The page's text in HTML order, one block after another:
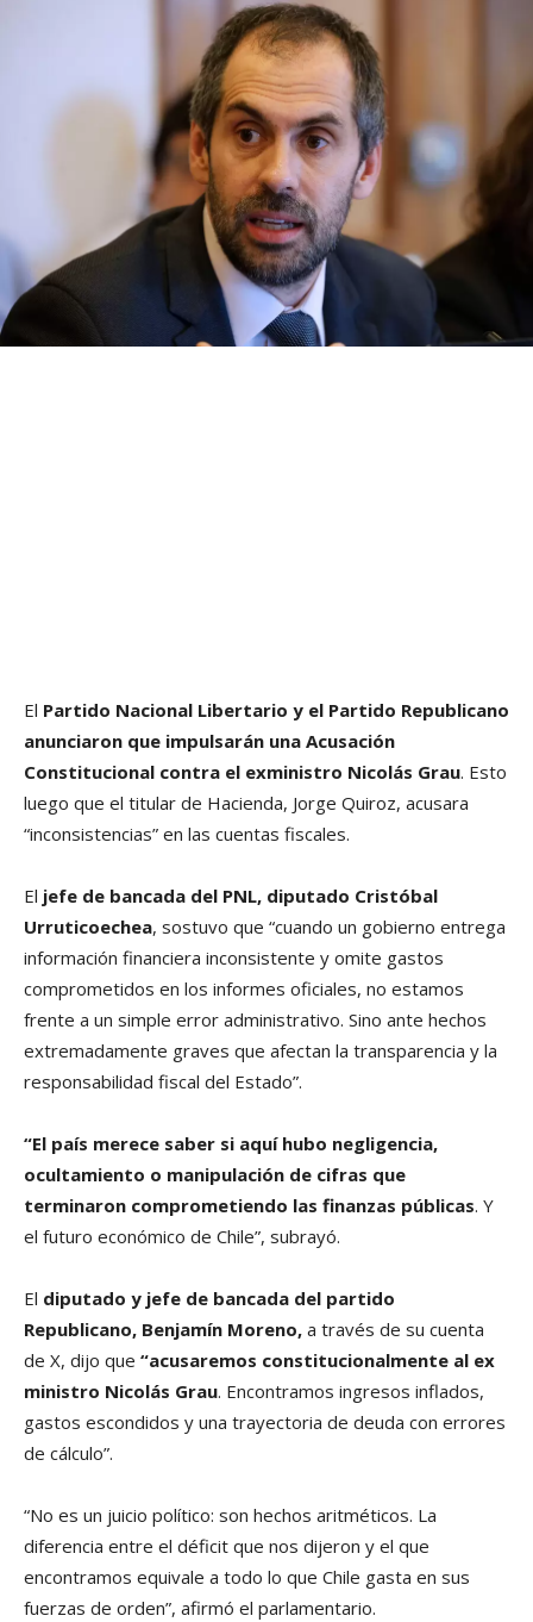
El Partido Nacional Libertario y el Partido Republicano
anunciaron que impulsarán una Acusación
Constitucional contra el exministro Nicolás Grau. Esto
luego que el titular de Hacienda, Jorge Quiroz, acusara
“inconsistencias” en las cuentas fiscales.
El jefe de bancada del PNL, diputado Cristóbal
Urruticoechea, sostuvo que “cuando un gobierno entrega
información financiera inconsistente y omite gastos
comprometidos en los informes oficiales, no estamos
frente a un simple error administrativo. Sino ante hechos
extremadamente graves que afectan la transparencia y la
responsabilidad fiscal del Estado”.
“El país merece saber si aquí hubo negligencia,
ocultamiento o manipulación de cifras que
terminaron comprometiendo las finanzas públicas. Y
el futuro económico de Chile”, subrayó.
El diputado y jefe de bancada del partido
Republicano, Benjamín Moreno, a través de su cuenta
de X, dijo que “acusaremos constitucionalmente al ex
ministro Nicolás Grau. Encontramos ingresos inflados,
gastos escondidos y una trayectoria de deuda con errores
de cálculo”.
“No es un juicio político: son hechos aritméticos. La
diferencia entre el déficit que nos dijeron y el que
encontramos equivale a todo lo que Chile gasta en sus
fuerzas de orden”, afirmó el parlamentario.